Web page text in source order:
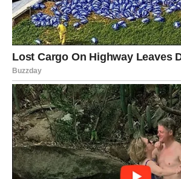
Pred vama su veoma nježni i
LAV
Istina je da vas više ne zanimaju
obećanja.
Sada dolazi vrijeme kada ćete tačno
vjerovati.
Vrijeme velikih pobjeda i